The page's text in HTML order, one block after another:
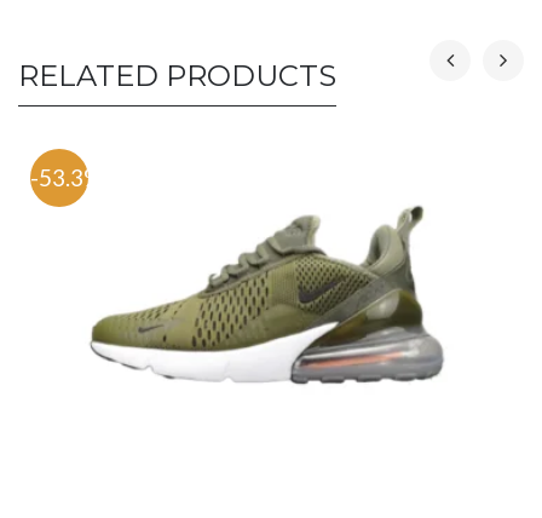
RELATED PRODUCTS
-53.3%